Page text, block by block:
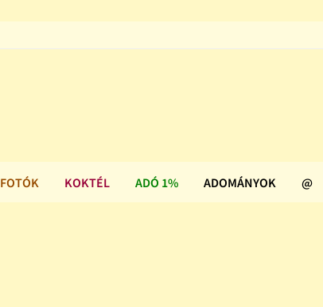
FOTÓK KOKTÉL ADÓ 1% ADOMÁNYOK @